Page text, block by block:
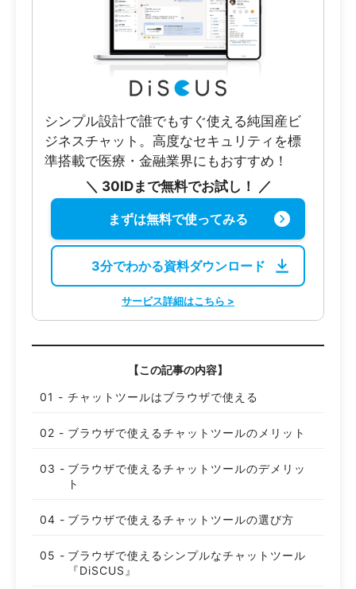
シンプル設計で誰でもすぐ使える純国産ビ
ジネスチャット。高度なセキュリティを標
準搭載で医療・金融業界にもおすすめ！
＼ 30IDまで無料でお試し！ ／
まずは無料で使ってみる
3分でわかる資料ダウンロード
サービス詳細はこちら >
【この記事の内容】
チャットツールはブラウザで使える
ブラウザで使えるチャットツールのメリット
ブラウザで使えるチャットツールのデメリッ
ト
ブラウザで使えるチャットツールの選び方
ブラウザで使えるシンプルなチャットツール
『DiSCUS』